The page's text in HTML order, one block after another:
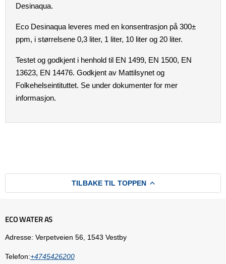
Desinaqua.
Eco Desinaqua leveres med en konsentrasjon på 300±
ppm, i størrelsene 0,3 liter, 1 liter, 10 liter og 20 liter.
Testet og godkjent i henhold til EN 1499, EN 1500, EN
13623, EN 14476. Godkjent av Mattilsynet og
Folkehelseintituttet. Se under dokumenter for mer
informasjon.
TILBAKE TIL TOPPEN
ECO WATER AS
Adresse: Verpetveien 56, 1543 Vestby
Telefon:+4745426200